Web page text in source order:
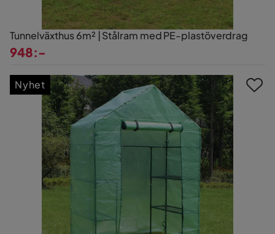
Tunnelväxthus 6m² | Stålram med PE-plastöverdrag
948:-
Nyhet